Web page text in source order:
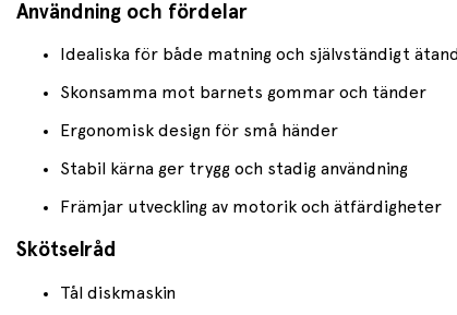
Användning och fördelar
Idealiska för både matning och självständigt
Skonsamma mot barnets gommar och tänder
Ergonomisk design för små händer
Stabil kärna ger trygg och stadig användning
Främjar utveckling av motorik och ätfärdigheter
Skötselråd
Tål diskmaskin